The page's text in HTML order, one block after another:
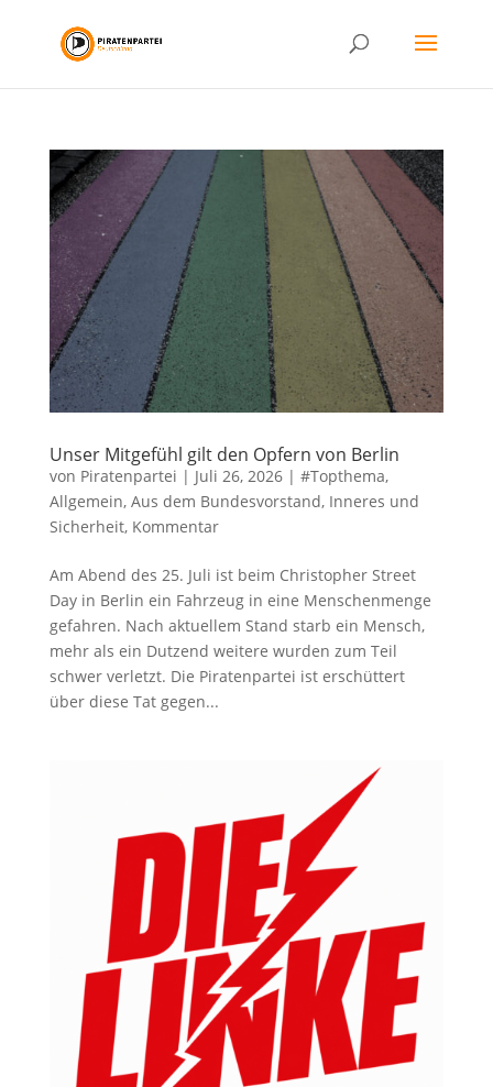
Unser Mitgefühl gilt den Opfern von Berlin
von Piratenpartei | Juli 26, 2026| #Topthema,
Allgemein, Aus dem Bundesvorstand, Inneres und
Sicherheit, Kommentar
Am Abend des 25. Juli ist beim Christopher Street
Day in Berlin ein Fahrzeug in eine Menschenmenge
gefahren. Nach aktuellem Stand starb ein Mensch,
mehr als ein Dutzend weitere wurden zum Teil
schwer verletzt. Die Piratenpartei ist erschüttert
über diese Tat gegen...